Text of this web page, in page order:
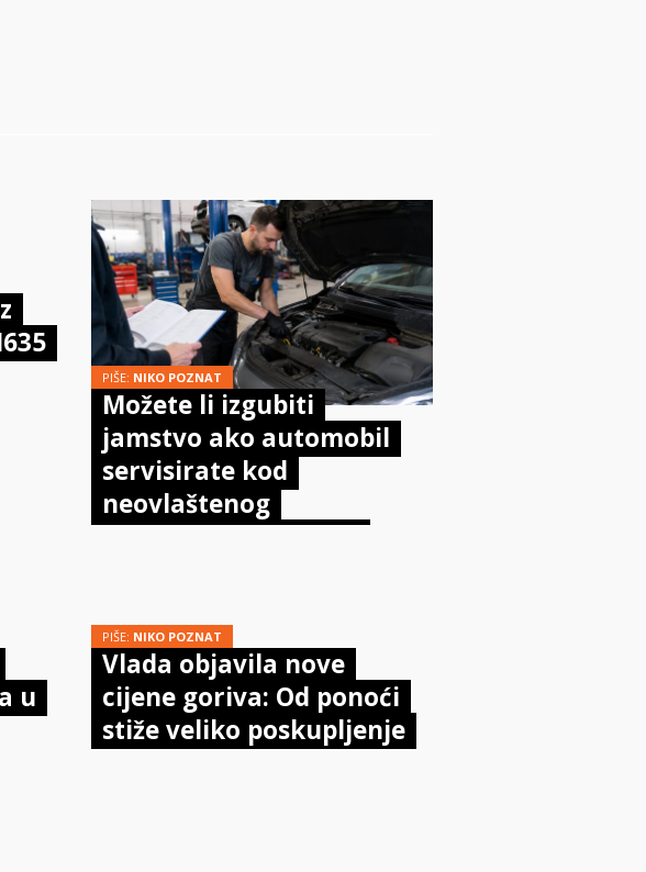
PIŠE: NIKO POZNAT
Možete li izgubiti
jamstvo ako automobil
servisirate kod
neovlaštenog
mehaničara? Evo što
u
PIŠE: NIKO POZNAT
Vlada objavila nove
cijene goriva: Od ponoći
stiže veliko poskupljenje